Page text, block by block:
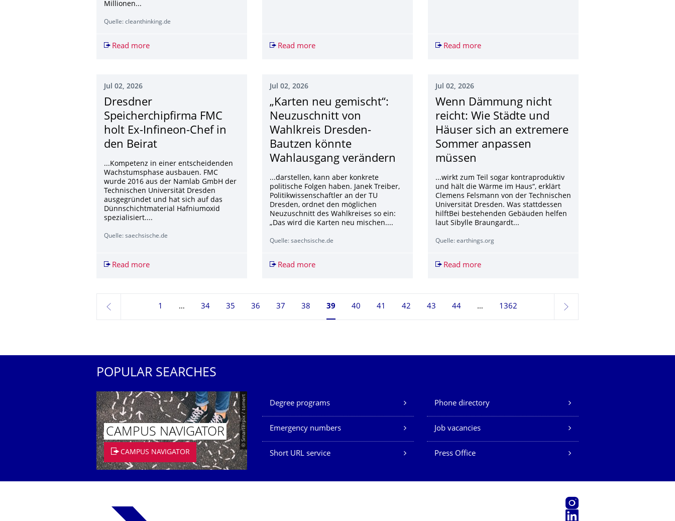
Millionen...
Quelle: cleanthinking.de
Read moreRechenzentren müssen Abwärme wiederverwenden - was heißt das?
Read moreSpaceX: ein neuer Stern am BörsenhimmelRead moreInnovation beginnt mit neugierigen Köpfen
Jul 02, 2026
Dresdner
Speicherchipfirma FMC
holt Ex-Infineon-Chef in
den Beirat
...Kompetenz in einer entscheidenden
Wachstumsphase ausbauen. FMC
wurde 2016 aus der Namlab GmbH der
Technischen Universität Dresden
ausgegründet und hat sich auf das
Dünnschichtmaterial Hafniumoxid
spezialisiert....
Quelle: saechsische.de
Read moreDresdner Speicherchipfirma FMC holt Ex-Infineon-Chef in den Beirat
Jul 02, 2026
„Karten neu gemischt“:
Neuzuschnitt von
Wahlkreis Dresden-
Bautzen könnte
Wahlausgang verändern
...darstellen, kann aber konkrete
politische Folgen haben. Janek Treiber,
Politikwissenschaftler an der TU
Dresden, ordnet den möglichen
Neuzuschnitt des Wahlkreises so ein:
„Das wird die Karten neu mischen....
Quelle: saechsische.de
Read more„Karten neu gemischt“: Neuzuschnitt von Wahlkreis Dresden-Bautzen könnte Wahlausgang verändern
Jul 02, 2026
Wenn Dämmung nicht
reicht: Wie Städte und
Häuser sich an extremere
Sommer anpassen
müssen
...wirkt zum Teil sogar kontraproduktiv
und hält die Wärme im Haus“, erklärt
Clemens Felsmann von der Technischen
Universität Dresden. Was stattdessen
hilftBei bestehenden Gebäuden helfen
laut Sibylle Braungardt...
Quelle: earthings.org
Read moreWenn Dämmung nicht reicht: Wie Städte und Häuser
previous
1 34 35 36 37 38 Currently on page 39
39 40 41 42 43 44 1362
next
POPULAR SEARCHES
© Smarterpix / tomert
CAMPUS NAVIGATOR
CAMPUS NAVIGATOR
Our Services
Degree programs Phone directory
Emergency numbers Job vacancies
Short URL service Press Office
Instagram
LinkedIn